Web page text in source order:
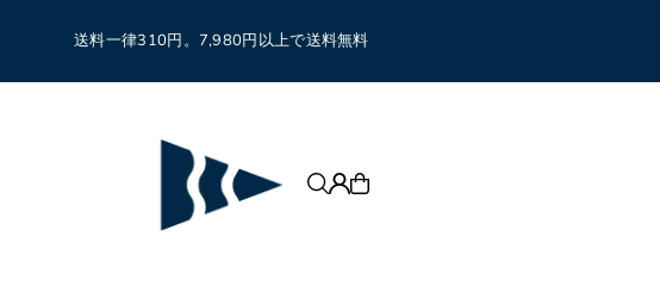
送料一律310円。7,980円以上で送料無料